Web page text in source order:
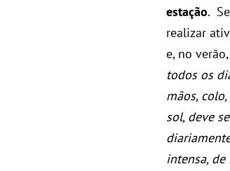
estação.
realizar
e, no
todos os
mãos,
sol, deve
intensa, de